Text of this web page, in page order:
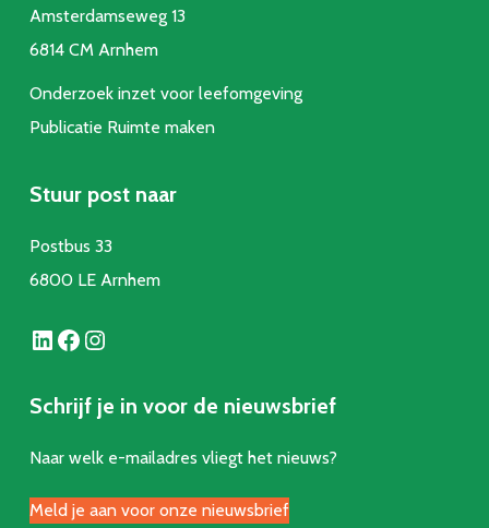
Amsterdamseweg 13
6814 CM Arnhem
Onderzoek inzet voor leefomgeving
Publicatie Ruimte maken
Stuur post naar
Postbus 33
6800 LE Arnhem
LinkedIn Facebook Instagram
Schrijf je in voor de nieuwsbrief
Naar welk e-mailadres vliegt het nieuws?
Meld je aan voor onze nieuwsbrief